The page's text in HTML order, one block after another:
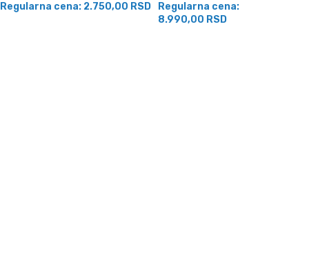
Regularna cena: 2.750,00 RSD
Regularna cena:
8.990,00 RSD